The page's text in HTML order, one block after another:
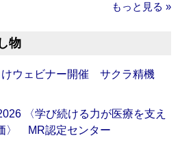
もっと見る »
物
けウェビナー開催 サクラ精機
〈学び続ける力が医療を支え
〉 MR認定センター